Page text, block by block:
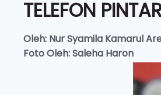
TELEFON
Oleh: Nur Syamila Kamarul
Foto Oleh: Saleha Haron